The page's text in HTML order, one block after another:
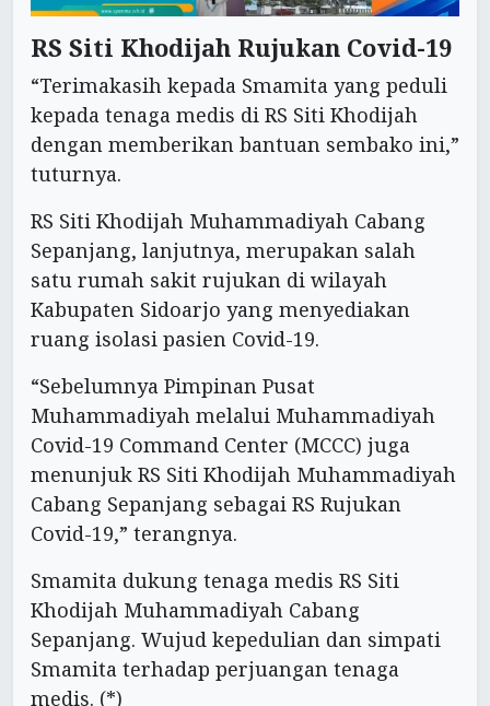
RS Siti Khodijah Rujukan Covid-19
“Terimakasih kepada Smamita yang peduli
kepada tenaga medis di RS Siti Khodijah
dengan memberikan bantuan sembako ini,”
tuturnya.
RS Siti Khodijah Muhammadiyah Cabang
Sepanjang, lanjutnya, merupakan salah
satu rumah sakit rujukan di wilayah
Kabupaten Sidoarjo yang menyediakan
ruang isolasi pasien Covid-19.
“Sebelumnya Pimpinan Pusat
Muhammadiyah melalui Muhammadiyah
Covid-19 Command Center (MCCC) juga
menunjuk RS Siti Khodijah Muhammadiyah
Cabang Sepanjang sebagai RS Rujukan
Covid-19,” terangnya.
Smamita dukung tenaga medis RS Siti
Khodijah Muhammadiyah Cabang
Sepanjang. Wujud kepedulian dan simpati
Smamita terhadap perjuangan tenaga
medis. (*)